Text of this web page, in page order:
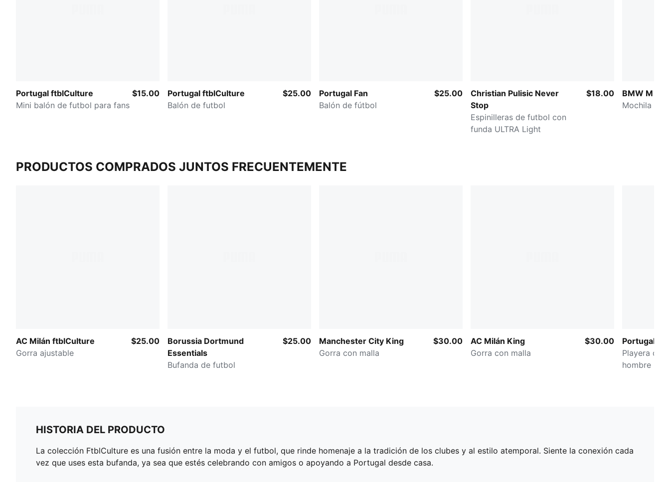
Portugal ftblCulture
Mini balón de futbol para fans
$15.00
Portugal ftblCulture
Balón de futbol
$25.00
Portugal Fan
Balón de fútbol
$25.00
Christian Pulisic Never
Stop
Espinilleras de futbol con
funda ULTRA Light
$18.00
BMW M
Mochila de
PRODUCTOS COMPRADOS JUNTOS FRECUENTEMENTE
AC Milán ftblCulture
Gorra ajustable
$25.00
Borussia Dortmund
Essentials
Bufanda de futbol
$25.00
Manchester City King
Gorra con malla
$30.00
AC Milán King
Gorra con malla
$30.00
Portugal
Playera de
hombre
HISTORIA DEL PRODUCTO
La colección FtblCulture es una fusión entre la moda y el futbol, que rinde homenaje a la tradición de los clubes y al estilo atemporal. Siente la conexión cada
vez que uses esta bufanda, ya sea que estés celebrando con amigos o apoyando a Portugal desde casa.